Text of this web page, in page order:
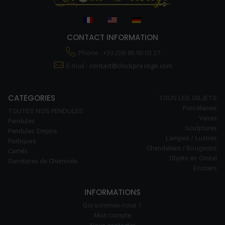
CONTACT INFORMATION
Phone : +33 (0)6 86 90 03 27
E-mail : contact@clockprestige.com
CATEGORIES
TOUTES NOS PENDULES
Pendules
Pendules Empire
Portiques
Cartels
Garnitures de Cheminée
TOUS LES OBJETS
Porcelaines
Vases
Sculptures
Lampes / Lustres
Chandeliers / Bougeoirs
Objets en Cristal
Encriers
INFORMATIONS
Qui sommes-nous ?
Mon compte